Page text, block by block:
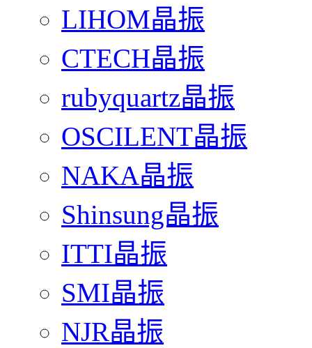
LIHOM晶振
CTECH晶振
rubyquartz晶振
OSCILENT晶振
NAKA晶振
Shinsung晶振
ITTI晶振
SMI晶振
NJR晶振